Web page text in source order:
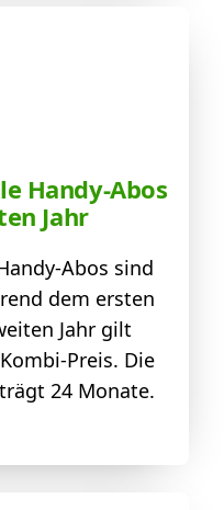
Handy-Abos
Jahr
Abos sind
dem ersten
Jahr gilt
Preis. Die
24 Monate.